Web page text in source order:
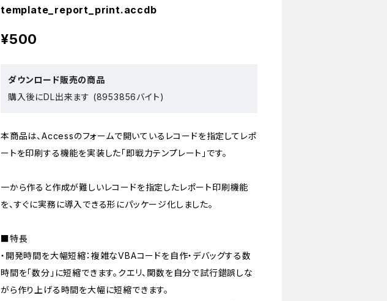
template_report_print.accdb
¥500
ダウンロード販売の商品
購入後にDL出来ます (8953856バイト)
本商品は、Accessのフォームで開いているレコードを指定してレポ
ートを印刷する機能を実装した「即戦力テンプレート」です。
一から作ると作成が難しいレコードを指定したレポート印刷機能
を、すぐに実務に導入できる形にパッケージ化しました。
■特長
・開発時間を大幅短縮：複雑なVBAコードを自作・デバッグする数
時間を「数分」に短縮できます。クエリ、関数を自分で試行錯誤しな
がら作り上げる時間を大幅に短縮できます。